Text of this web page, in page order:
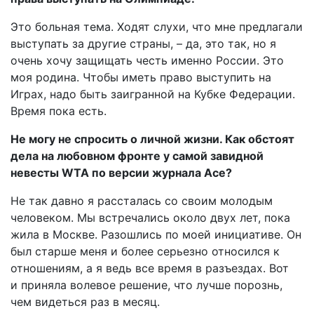
Это больная тема. Ходят слухи, что мне предлагали
выступать за другие страны, – да, это так, но я
очень хочу защищать честь именно России. Это
моя родина. Чтобы иметь право выступить на
Играх, надо быть заигранной на Кубке Федерации.
Время пока есть.
Не могу не спросить о личной жизни. Как обстоят
дела на любовном фронте у самой завидной
невесты WTA по версии журнала Ace?
Не так давно я рассталась со своим молодым
человеком. Мы встречались около двух лет, пока
жила в Москве. Разошлись по моей инициативе. Он
был старше меня и более серьезно относился к
отношениям, а я ведь все время в разъездах. Вот
и приняла волевое решение, что лучше порознь,
чем видеться раз в месяц.